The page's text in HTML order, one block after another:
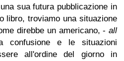
sua futura pubblicazione in
libro, troviamo una situazione
direbbe un americano, - all
confusione e le situazioni
all'ordine del giorno in